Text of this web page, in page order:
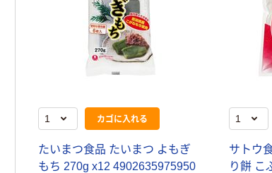
カゴに入れる
たいまつ食品 たいまつ よもぎ
もち 270g x12 4902635975950
サトウ
り餅 こ